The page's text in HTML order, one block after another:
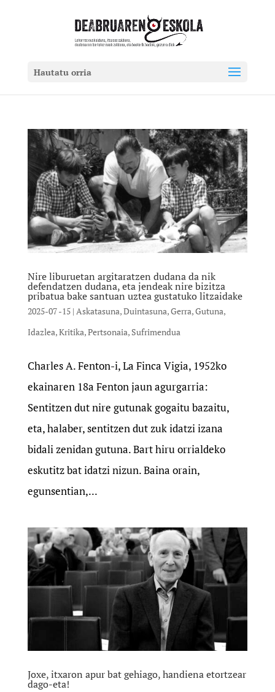
Hautatu orria
Nire liburuetan argitaratzen dudana da nik
defendatzen dudana, eta jendeak nire bizitza
pribatua bake santuan uztea gustatuko litzaidake
2025-07 -15| Askatasuna,Duintasuna,Gerra,Gutuna,
Idazlea,Kritika,Pertsonaia, Sufrimendua
Charles A. Fenton-i, La Finca Vigia, 1952ko
ekainaren 18a Fenton jaun agurgarria:
Sentitzen dut nire gutunak gogaitu bazaitu,
eta, halaber, sentitzen dut zuk idatzi izana
bidali zenidan gutuna. Bart hiru orrialdeko
eskutitz bat idatzi nizun. Baina orain,
egunsentian,...
Joxe, itxaron apur bat gehiago, handiena etortzear
dago-eta!